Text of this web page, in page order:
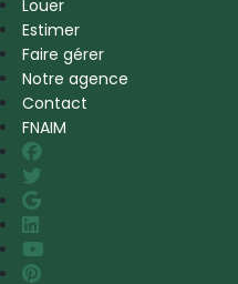
Louer
Estimer
Faire gérer
Notre agence
Contact
FNAIM